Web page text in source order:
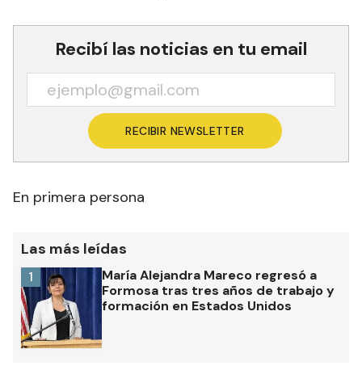
Recibí las noticias en tu email
RECIBIR NEWSLETTER
En primera persona
Las más leídas
María Alejandra Mareco regresó a
Formosa tras tres años de trabajo y
formación en Estados Unidos
1